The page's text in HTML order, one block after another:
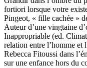
fortiori lorsque votre
Pingeot, « fille cachée »
Auteur d’une vingtaine
Inappropriable (ed.
relation entre l’homme
Rebecca Fitoussi dans
sur une enfance hors du